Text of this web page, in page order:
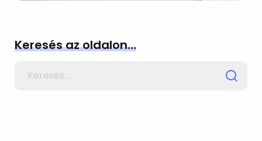
Keresés az oldalon…